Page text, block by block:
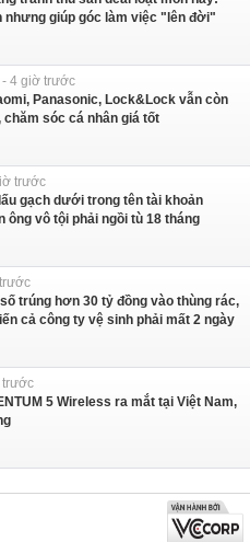
nhưng giúp góc làm việc "lên đời"
4 giờ trước
Panasonic, Lock&Lock vẫn còn
chăm sóc cá nhân giá tốt
trước
gạch dưới trong tên tài khoản
ông vô tội phải ngồi tù 18 tháng
trúng hơn 30 tỷ đồng vào thùng rác,
cả công ty vệ sinh phải mất 2 ngày
5 Wireless ra mắt tại Việt Nam,